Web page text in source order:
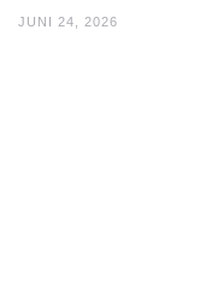
JUNI 24, 2026